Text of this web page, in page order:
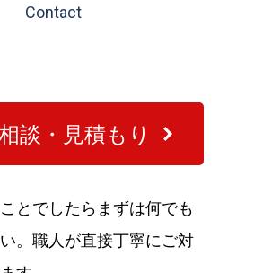
Contact
談・見積もり
とでしたらまずは何でも
。職人が直接丁寧にご対